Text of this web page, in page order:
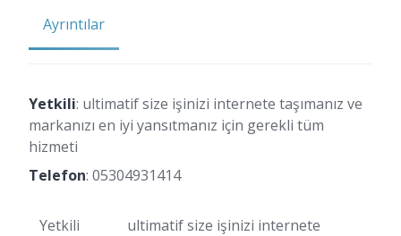
Ayrıntılar
Yetkili: ultimatif size işinizi internete taşımanız ve
markanızı en iyi yansıtmanız için gerekli tüm
hizmeti
Telefon: 05304931414
Yetkili
ultimatif size işinizi internete